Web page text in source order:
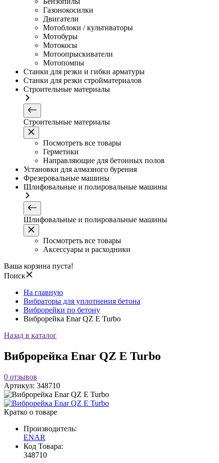
Газонокосилки
Двигатели
Мотоблоки / культиваторы
Мотобуры
Мотокосы
Мотоопрыскиватели
Мотопомпы
Станки для резки и гибки арматуры
Станки для резки стройматериалов
Строительные материалы
Строительные материалы
Посмотреть все товары
Герметики
Направляющие для бетонных полов
Установки для алмазного бурения
Фрезеровальные машины
Шлифовальные и полировальные машины
Шлифовальные и полировальные машины
Посмотреть все товары
Аксессуары и расходники
Ваша корзина пуста!
Поиск
На главную
Вибраторы для уплотнения бетона
Виброрейки по бетону
Виброрейка Enar QZ E Turbo
Назад в каталог
Виброрейка Enar QZ E Turbo
0 отзывов
Артикул: 348710
Кратко о товаре
Производитель:
ENAR
Код Товара:
348710